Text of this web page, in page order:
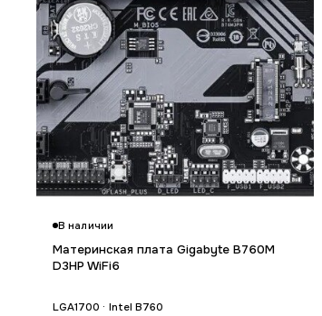
В наличии
Материнская плата Gigabyte B760M
D3HP WiFi6
LGA1700 · Intel B760